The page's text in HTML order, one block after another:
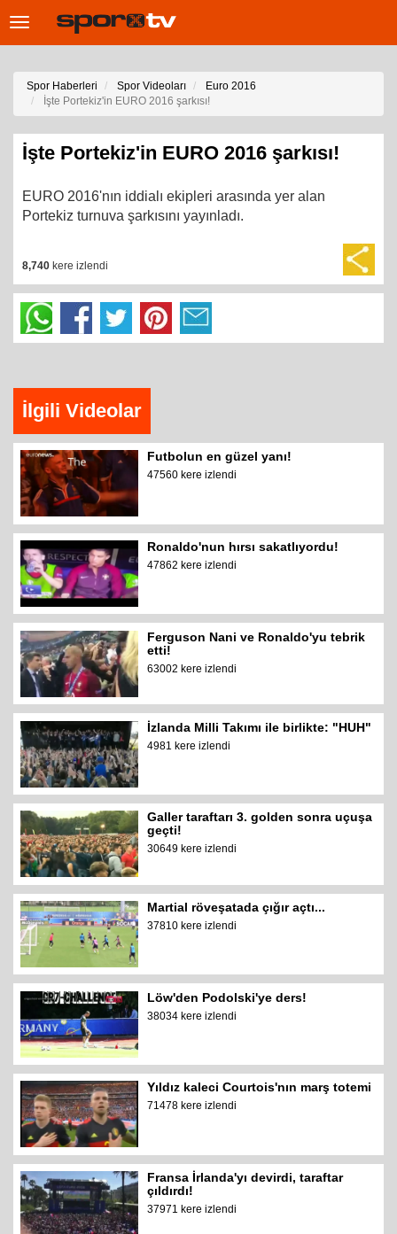
Toggle
Spor Haberleri Spor Videoları
Euro 2016
İşte Portekiz'in EURO 2016 şarkısı!
İşte Portekiz'in EURO 2016 şarkısı!
EURO 2016'nın iddialı ekipleri arasında yer alan
Portekiz turnuva şarkısını yayınladı.
8,740 kere izlendi
İlgili Videolar
Futbolun en güzel yanı!
47560 kere izlendi
Ronaldo'nun hırsı sakatlıyordu!
47862 kere izlendi
Ferguson Nani ve Ronaldo'yu tebrik
etti!
63002 kere izlendi
İzlanda Milli Takımı ile birlikte: "HUH"
4981 kere izlendi
Galler taraftarı 3. golden sonra uçuşa
geçti!
30649 kere izlendi
Martial röveşatada çığır açtı...
37810 kere izlendi
Löw'den Podolski'ye ders!
38034 kere izlendi
Yıldız kaleci Courtois'nın marş totemi
71478 kere izlendi
Fransa İrlanda'yı devirdi, taraftar
çıldırdı!
37971 kere izlendi